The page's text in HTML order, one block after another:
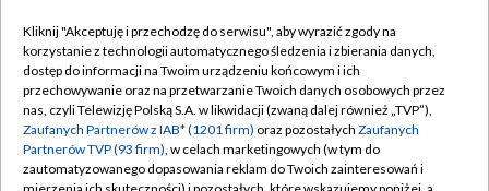
TVP
Abonament TVP
Emisja w TVP
Centrum informacji TVP
Regulamin TVP
Polityka prywatności
Moje zgody
Kliknij "Akceptuję i przechodzę do serwisu", aby wyrazić zgody na
korzystanie z technologii automatycznego śledzenia i zbierania danych,
dostęp do informacji na Twoim urządzeniu końcowym i ich
przechowywanie oraz na przetwarzanie Twoich danych osobowych przez
nas, czyli Telewizję Polską S.A. w likwidacji (zwaną dalej również „TVP”),
Zaufanych Partnerów z IAB* (1201 firm) oraz pozostałych Zaufanych
Partnerów TVP (93 firm), w celach marketingowych (w tym do
zautomatyzowanego dopasowania reklam do Twoich zainteresowań i